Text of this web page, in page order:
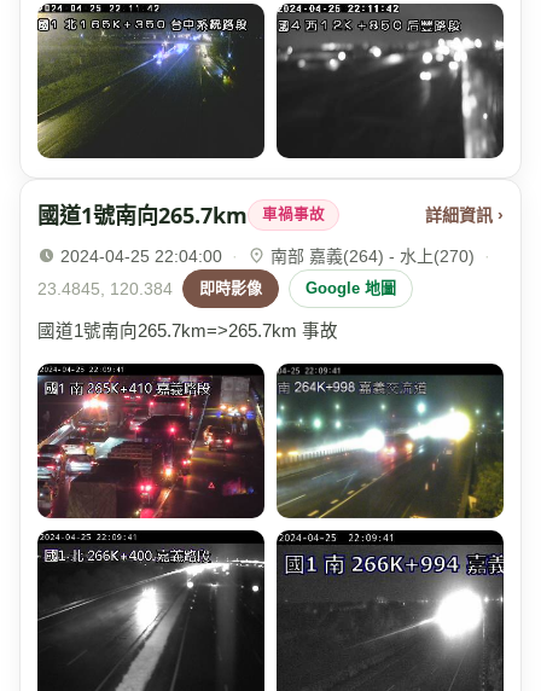
國道1號南向265.7km 車禍事故 詳細資訊 ›
2024-04-25 22:04:00 · 南部 嘉義(264) - 水上(270)
·
23.4845, 120.384
即時影像 Google 地圖
國道1號南向265.7km=>265.7km 事故